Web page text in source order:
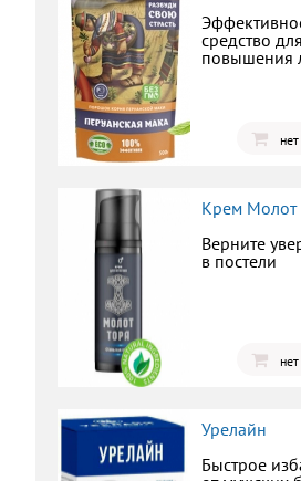
средство для
повышения
Крем Молот
Верните
в постели
Урелайн
Быстрое